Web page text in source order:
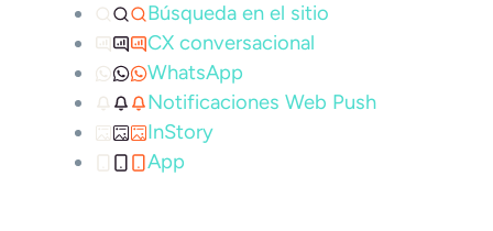
Búsqueda en el sitio
CX conversacional
WhatsApp
Notificaciones Web Push
InStory
App